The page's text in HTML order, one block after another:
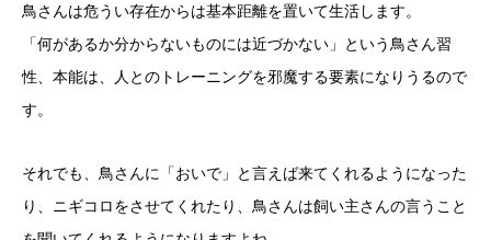
鳥さんは危うい存在からは基本距離を置いて生活します。
「何があるか分からないものには近づかない」という鳥さん習
性、本能は、人とのトレーニングを邪魔する要素になりうるので
す。
それでも、鳥さんに「おいで」と言えば来てくれるようになった
り、ニギコロをさせてくれたり、鳥さんは飼い主さんの言うこと